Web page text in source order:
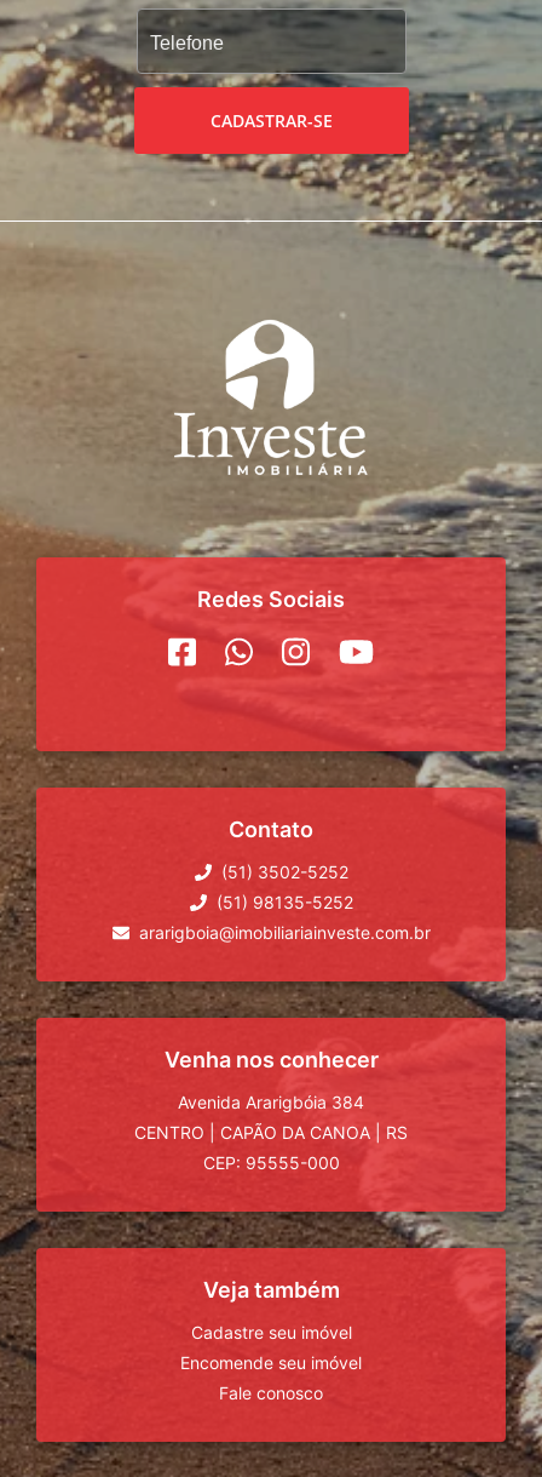
CADASTRAR-SE
Redes Sociais
Contato
(51) 3502-5252
(51) 98135-5252
ararigboia@imobiliariainveste.com.br
Venha nos conhecer
Avenida Ararigbóia 384
CENTRO
CAPÃO DA CANOA
RS
CEP: 95555-000
Veja também
Cadastre seu imóvel
Encomende seu imóvel
Fale conosco